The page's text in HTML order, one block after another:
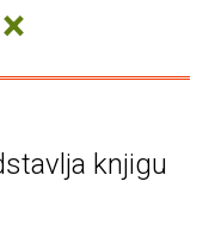
×
knjigu